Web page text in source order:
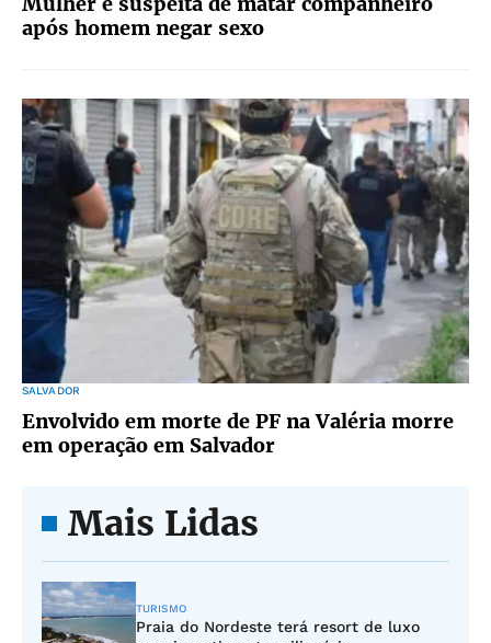
após homem negar sexo
SALVADOR
Envolvido em morte de PF na Valéria morre
em operação em Salvador
Mais Lidas
TURISMO
Praia do Nordeste terá resort de luxo